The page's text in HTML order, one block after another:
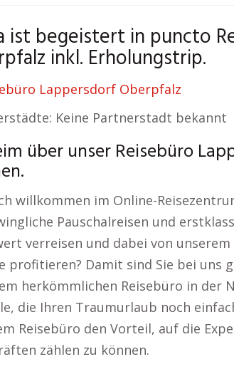
ist begeistert in puncto
inkl. Erholungstrip.
Keine Partnerstadt bekannt
über unser Reisebüro
willkommen im Online-
Pauschalreisen und
verreisen und dabei von
profitieren? Damit sind Sie bei uns
herkömmlichen Reisebüro in der
die Ihren Traumurlaub noch
Reisebüro den Vorteil, auf die
zählen zu können.